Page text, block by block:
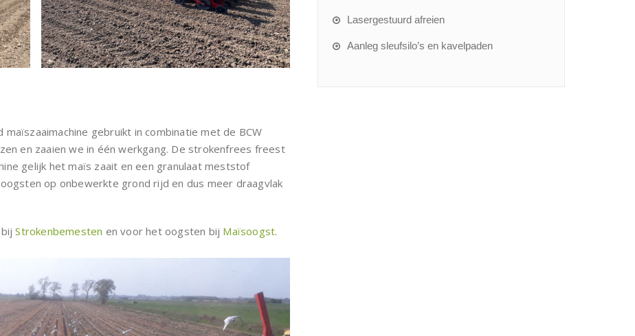
gebruikt in combinatie met de BCW
en zaaien we in één werkgang. De strokenfrees freest
gelijk het maïs zaait en een granulaat meststof
op onbewerkte grond rijd en dus meer draagvlak
bijStrokenbemesten en voor het oogsten bij Maïsoogst.
Lasergestuurd afreien
Aanleg sleufsilo’s en kavelpaden